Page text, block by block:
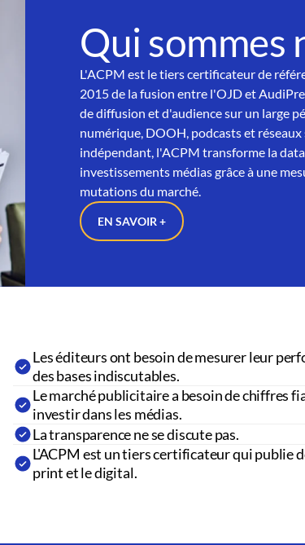
Qui sommes
L'ACPM est le tiers certificateur de
2015 de la fusion entre l'OJD et
de diffusion et d'audience sur un large
numérique, DOOH, podcasts et
indépendant, l'ACPM transforme la
investissements médias grâce à une
mutations du marché.
EN SAVOIR +
Les éditeurs ont besoin de mesurer leur
des bases indiscutables.
Le marché publicitaire a besoin de chiffres
investir dans les médias.
La transparence ne se discute pas.
L'ACPM est un tiers certificateur qui publie
print et le digital.